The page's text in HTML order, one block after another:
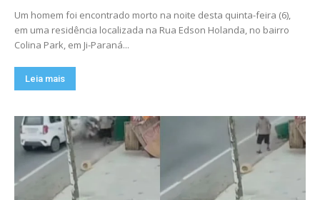
Um homem foi encontrado morto na noite desta quinta-feira (6),
em uma residência localizada na Rua Edson Holanda, no bairro
Colina Park, em Ji-Paraná...
Leia mais